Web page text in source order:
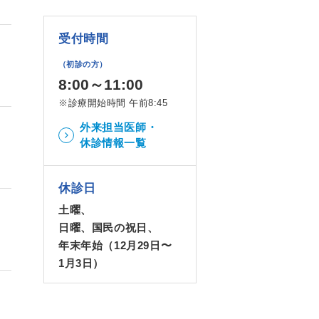
受付時間
（初診の方）
8:00～11:00
※診療開始時間 午前8:45
外来担当医師・
休診情報一覧
休診日
土曜、
日曜、国民の祝日、
年末年始（12月29日〜
1月3日）